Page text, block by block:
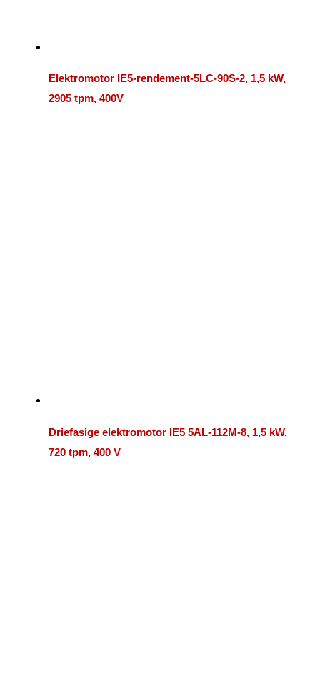
Elektromotor IE5-rendement-5LC-90S-2, 1,5 kW,
2905 tpm, 400V
Driefasige elektromotor IE5 5AL-112M-8, 1,5 kW,
720 tpm, 400 V